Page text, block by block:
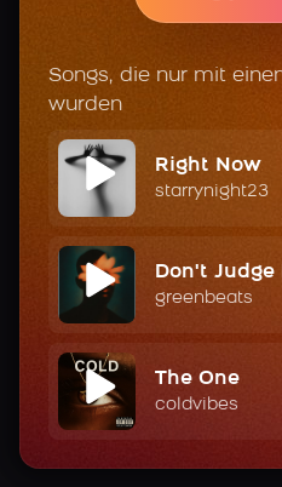
Songs, die nur mit
wurden
Right Now
starrynight23
Don't Judge
greenbeats
The One
coldvibes